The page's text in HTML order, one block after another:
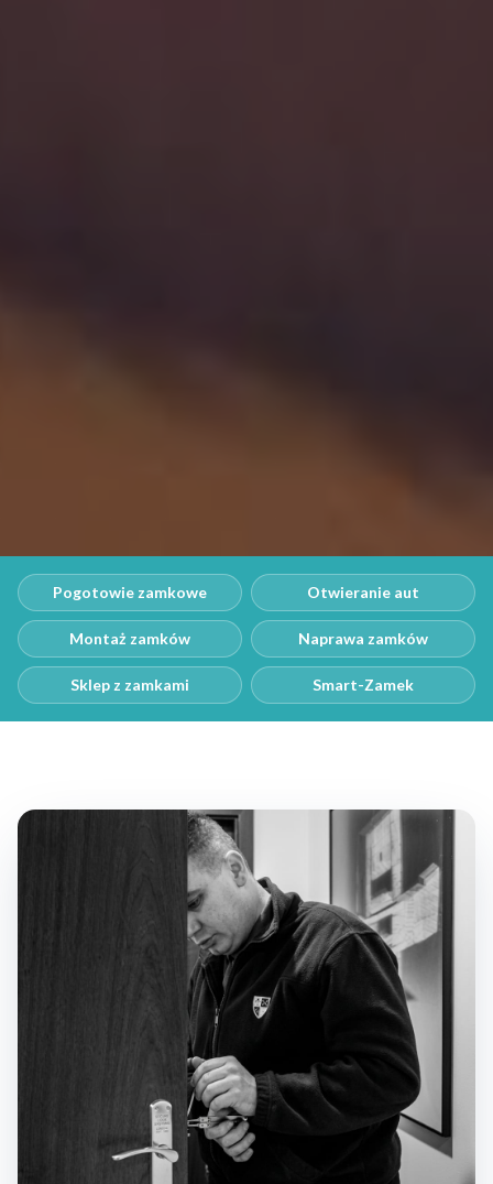
Pogotowie zamkowe Otwieranie aut
Montaż zamków Naprawa zamków
Sklep z zamkami Smart-Zamek